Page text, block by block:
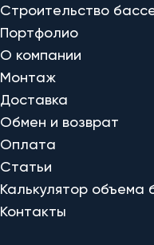
Строительство
Портфолио
О компании
Монтаж
Доставка
Обмен и возврат
Оплата
Статьи
Калькулятор объема
Контакты